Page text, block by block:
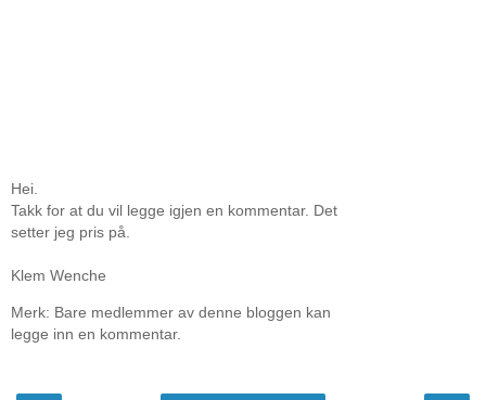
Hei.
Takk for at du vil legge igjen en kommentar. Det
setter jeg pris på.
Klem Wenche
Merk: Bare medlemmer av denne bloggen kan
legge inn en kommentar.